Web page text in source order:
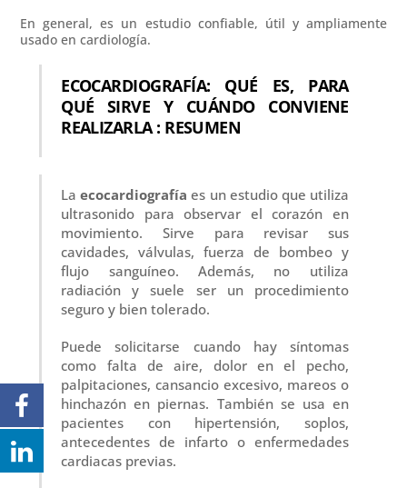
En general, es un estudio confiable, útil y ampliamente
usado en cardiología.
ECOCARDIOGRAFÍA: QUÉ ES, PARA
QUÉ SIRVE Y CUÁNDO CONVIENE
REALIZARLA : RESUMEN
Laecocardiografía es un estudio que utiliza
ultrasonido para observar el corazón en
movimiento. Sirve para revisar sus
cavidades, válvulas, fuerza de bombeo y
flujo sanguíneo. Además, no utiliza
radiación y suele ser un procedimiento
seguro y bien tolerado.
Puede solicitarse cuando hay síntomas
como falta de aire, dolor en el pecho,
palpitaciones, cansancio excesivo, mareos o
hinchazón en piernas. También se usa en
pacientes con hipertensión, soplos,
antecedentes de infarto o enfermedades
cardiacas previas.